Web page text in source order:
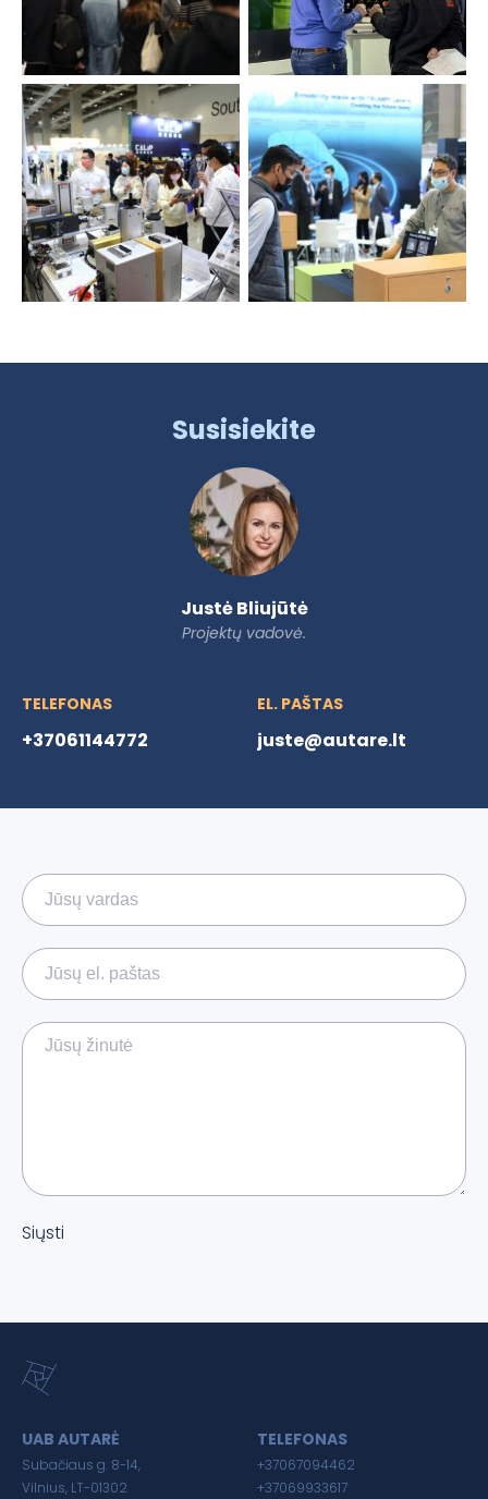
Susisiekite
Justė Bliujūtė
Projektų vadovė.
TELEFONAS
+37061144772
EL. PAŠTAS
juste@autare.lt
Siųsti
UAB AUTARĖ
Subačiaus g. 8-14,
Vilnius, LT-01302
TELEFONAS
+37067094462
+37069933617